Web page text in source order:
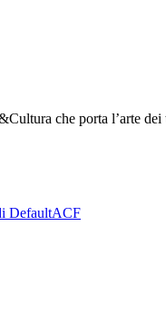
che porta l’arte
DefaultACF